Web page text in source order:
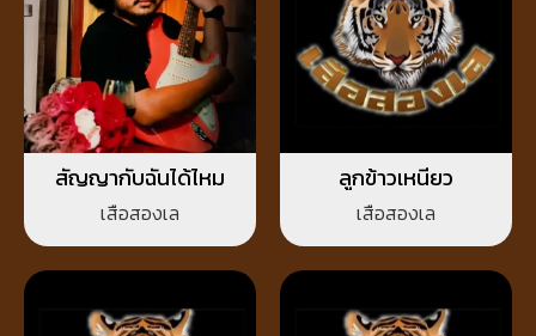
สัญญากับฉันได้ไหม
เสือสองเล
ลูกข้าวเหนียว
เสือสองเล